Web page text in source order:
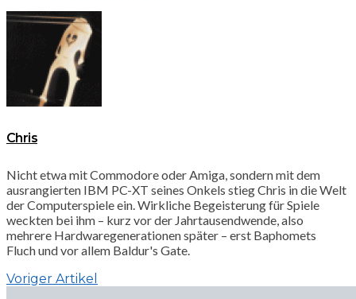
Chris
Nicht etwa mit Commodore oder Amiga, sondern mit dem
ausrangierten IBM PC-XT seines Onkels stieg Chris in die Welt
der Computerspiele ein. Wirkliche Begeisterung für Spiele
weckten bei ihm – kurz vor der Jahrtausendwende, also
mehrere Hardwaregenerationen später – erst Baphomets
Fluch und vor allem Baldur's Gate.
Voriger Artikel